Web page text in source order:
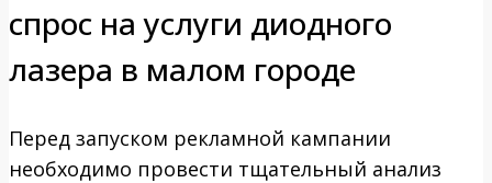
спрос на услуги диодного
лазера в малом городе
Перед запуском рекламной кампании
необходимо провести тщательный анализ